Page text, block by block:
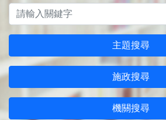
主題搜尋
施政搜尋
機關搜尋